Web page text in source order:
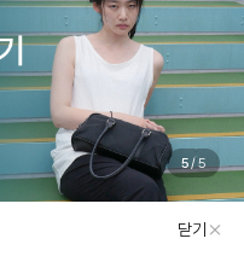
1/5
닫기
최근본상품